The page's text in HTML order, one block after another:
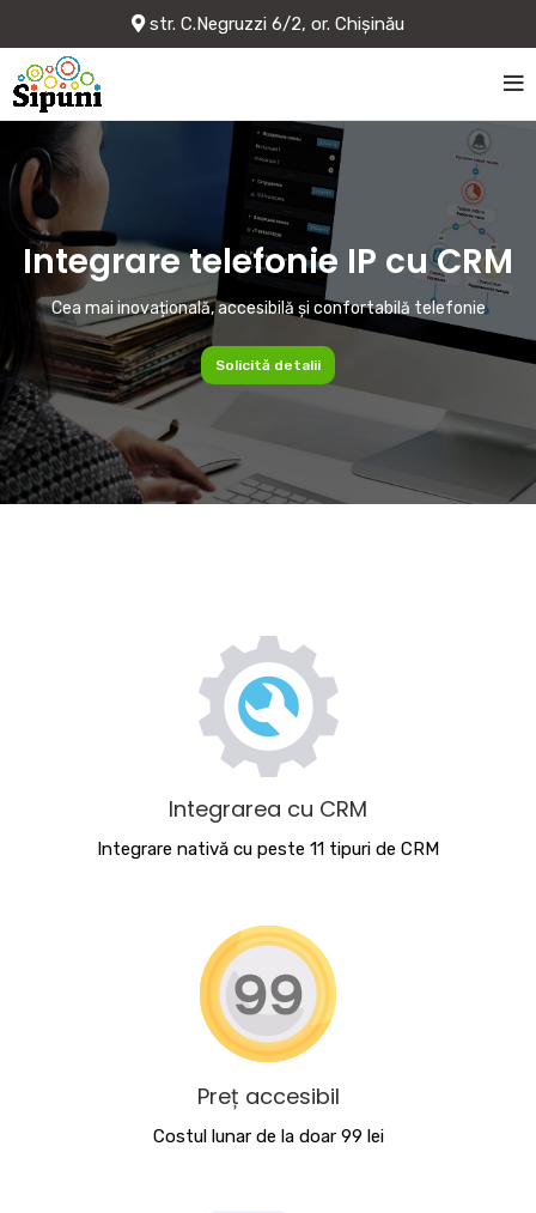
str. C.Negruzzi 6/2, or. Chișinău
Integrare telefonie IP cu CRM
Cea mai inovațională, accesibilă și confortabilă telefonie
Solicită detalii
Integrarea cu CRM
Integrare nativă cu peste 11 tipuri de CRM
Preț accesibil
Costul lunar de la doar 99 lei